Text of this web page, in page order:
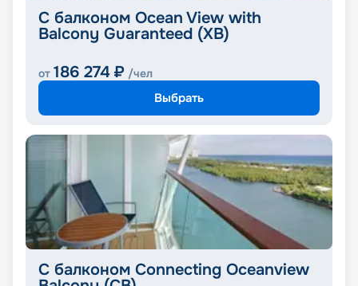
С балконом Ocean View with
Balcony Guaranteed (XB)
от 186 274 ₽ /чел
Выбрать
С балконом Connecting Oceanview